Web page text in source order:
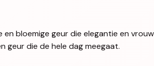
en bloemige geur die elegantie en
geur die de hele dag meegaat.